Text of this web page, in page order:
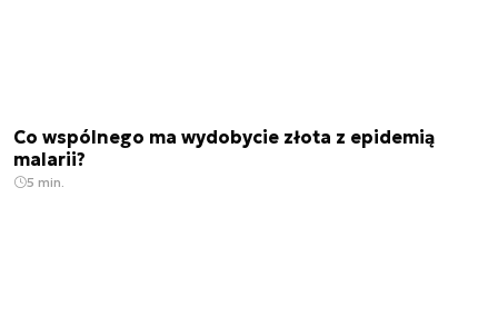
Co wspólnego ma wydobycie złota z epidemią
malarii?
5 min.